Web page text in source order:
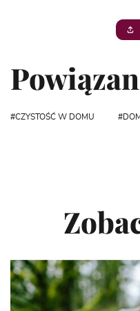
CZYSTOŚĆ W DOMU